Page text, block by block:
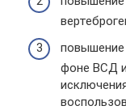
повышение
фоне ВСД и